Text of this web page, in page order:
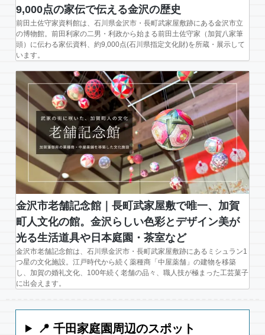
9,000点の家伝で伝える金沢の歴史
前田土佐守家資料館は、石川県金沢市・長町武家屋敷跡にある金沢市立
の博物館。前田利家の二男・利政から始まる前田土佐守家（加賀八家筆
頭）に伝わる家伝資料、約9,000点(石川県指定文化財)を所蔵・展示して
います。
金沢市老舗記念館｜長町武家屋敷で唯一、加賀
町人文化の館。金沢らしい色彩とデザイン美が
光る生活道具や日本庭園・茶室など
金沢市老舗記念館は、石川県金沢市・長町武家屋敷跡にあるミシュラン1
つ星の文化施設。江戸時代から続く薬種商「中屋薬舗」の建物を移築
し、加賀の婚礼文化、100年続く老舗の品々、職人技が極まった工芸菓子
に出会えます。
📍 千田家庭園周辺のスポット